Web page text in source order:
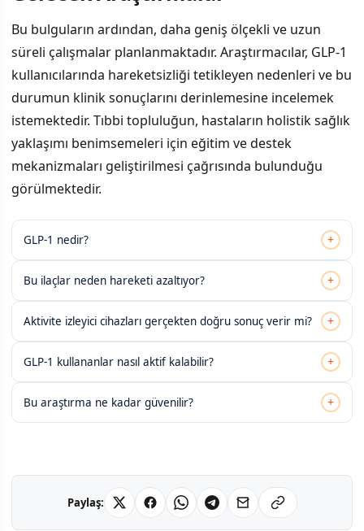
Bu bulguların ardından, daha geniş ölçekli ve uzun
süreli çalışmalar planlanmaktadır. Araştırmacılar, GLP-1
kullanıcılarında hareketsizliği tetikleyen nedenleri ve bu
durumun klinik sonuçlarını derinlemesine incelemek
istemektedir. Tıbbi topluluğun, hastaların holistik sağlık
yaklaşımı benimsemeleri için eğitim ve destek
mekanizmaları geliştirilmesi çağrısında bulunduğu
görülmektedir.
GLP-1 nedir? +
Bu ilaçlar neden hareketi azaltıyor? +
Aktivite izleyici cihazları gerçekten doğru sonuç verir mi? +
GLP-1 kullananlar nasıl aktif kalabilir? +
Bu araştırma ne kadar güvenilir? +
Paylaş: